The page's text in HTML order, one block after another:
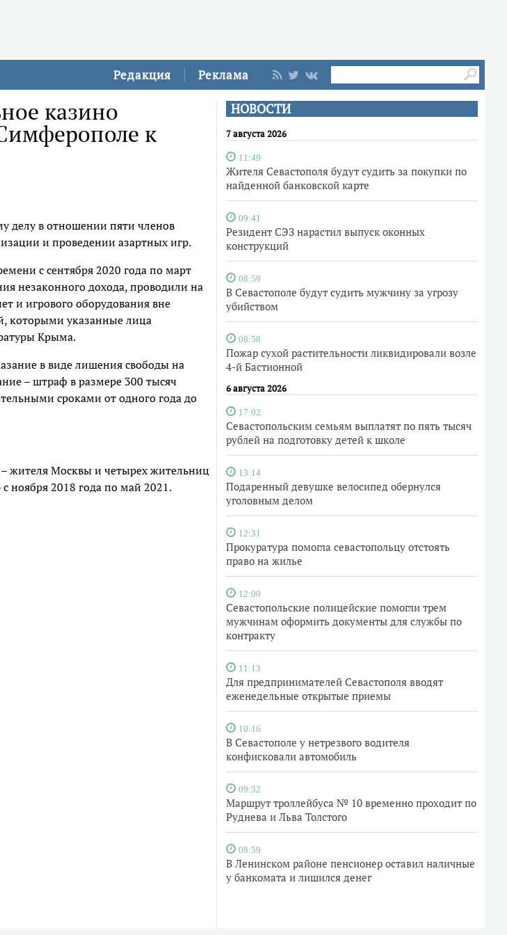
Редакция Реклама
НОВОСТИ
7 августа 2026
11:49
Жителя Севастополя будут судить за покупки по
найденной банковской карте
09:41
Резидент СЭЗ нарастил выпуск оконных
конструкций
08:59
В Севастополе будут судить мужчину за угрозу
убийством
08:58
Пожар сухой растительности ликвидировали возле
4-й Бастионной
6 августа 2026
17:02
Севастопольским семьям выплатят по пять тысяч
рублей на подготовку детей к школе
13:14
Подаренный девушке велосипед обернулся
уголовным делом
12:31
Прокуратура помогла севастопольцу отстоять
право на жилье
12:00
Севастопольские полицейские помогли трем
мужчинам оформить документы для службы по
контракту
11:13
Для предпринимателей Севастополя вводят
еженедельные открытые приемы
10:16
В Севастополе у нетрезвого водителя
конфисковали автомобиль
09:32
Маршрут троллейбуса № 10 временно проходит по
Руднева и Льва Толстого
08:59
В Ленинском районе пенсионер оставил наличные
у банкомата и лишился денег
казино
к
делу в отношении пяти членов
и проведении азартных игр.
с сентября 2020 года по март
незаконного дохода, проводили на
и игрового оборудования вне
которыми указанные лица
Крыма.
в виде лишения свободы на
– штраф в размере 300 тысяч
сроками от одного года до
жителя Москвы и четырех жительниц
ноября 2018 года по май 2021.